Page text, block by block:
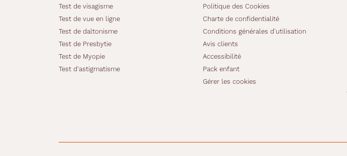
Test de visagisme
Test de vue en ligne
Test de daltonisme
Test de Presbytie
Test de Myopie
Test d'astigmatisme
Politique des Cookies
Charte de confidentialité
Conditions générales d'utilisation
Avis clients
Accessibilité
Pack enfant
Gérer les cookies